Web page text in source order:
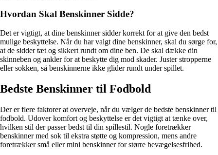
Hvordan Skal Benskinner Sidde?
Det er vigtigt, at dine benskinner sidder korrekt for at give den bedst
mulige beskyttelse. Når du har valgt dine benskinner, skal du sørge for,
at de sidder tæt og sikkert rundt om dine ben. De skal dække din
skinneben og ankler for at beskytte dig mod skader. Juster stropperne
eller sokken, så benskinnerne ikke glider rundt under spillet.
Bedste Benskinner til Fodbold
Der er flere faktorer at overveje, når du vælger de bedste benskinner til
fodbold. Udover komfort og beskyttelse er det vigtigt at tænke over,
hvilken stil der passer bedst til din spillestil. Nogle foretrækker
benskinner med sok til ekstra støtte og kompression, mens andre
foretrækker små eller mini benskinner for større bevægelsesfrihed.